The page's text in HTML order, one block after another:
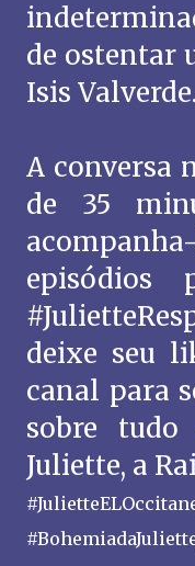
de ostentar
Isis Valverde.
A conversa
de 35
episódios
deixe seu
canal para
sobre tudo
Juliette, a